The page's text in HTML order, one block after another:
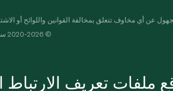
عن أي مخاوف تتعلق بمخالفة القوانين واللوائح أو
© 2020-2026 سبينس. كل الحقوق محفوظة
ملفات تعريف الارتباط